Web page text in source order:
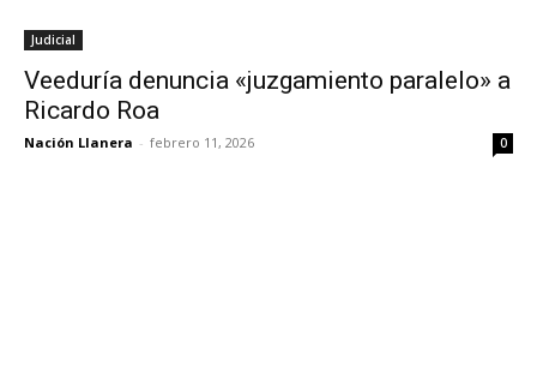
Judicial
Veeduría denuncia «juzgamiento paralelo» a
Ricardo Roa
Nación Llanera - febrero 11, 2026 0